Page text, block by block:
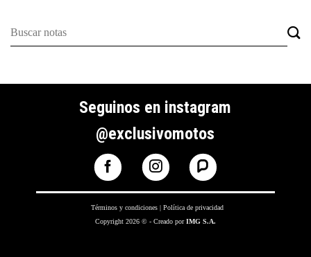
Seguinos en instagram
@exclusivomotos
Términos y condiciones |Política de privacidad
Copyright 2026 © - Creado porIMG S.A.